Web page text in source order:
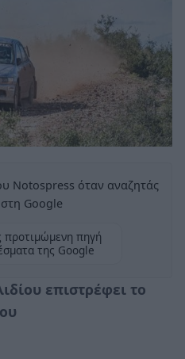
Notospress όταν αναζητάς
στη Google
πηγή
της Google
επιστρέφει το